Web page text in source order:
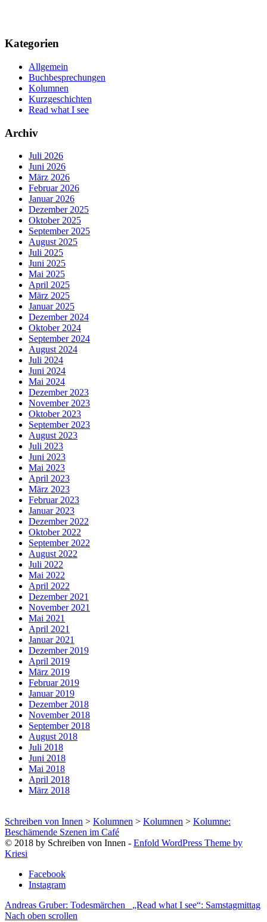
Kategorien
Allgemein
Buchbesprechungen
Kolumnen
Kurzgeschichten
Read what I see
Archiv
Juli 2026
Juni 2026
März 2026
Februar 2026
Januar 2026
Dezember 2025
Oktober 2025
September 2025
August 2025
Juli 2025
Juni 2025
Mai 2025
April 2025
März 2025
Januar 2025
Dezember 2024
Oktober 2024
September 2024
August 2024
Juli 2024
Juni 2024
Mai 2024
Dezember 2023
November 2023
Oktober 2023
September 2023
August 2023
Juli 2023
Juni 2023
Mai 2023
April 2023
März 2023
Februar 2023
Januar 2023
Dezember 2022
Oktober 2022
September 2022
August 2022
Juli 2022
Mai 2022
April 2022
Dezember 2021
November 2021
Mai 2021
April 2021
Januar 2021
Dezember 2019
April 2019
März 2019
Februar 2019
Januar 2019
Dezember 2018
November 2018
September 2018
August 2018
Juli 2018
Juni 2018
Mai 2018
April 2018
März 2018
Schreiben von Innen > Kolumnen > Kolumnen > Kolumne:
Beschämende Szenen im Café
© 2018 by Schreiben von Innen - Enfold WordPress Theme by
Kriesi
Facebook
Instagram
Andreas Gruber: Todesmärchen
„Read what I see“: Samstagmittag
Nach oben scrollen